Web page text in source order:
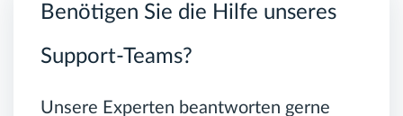
Benötigen Sie die Hilfe unseres
Support-Teams?
Unsere Experten beantworten gerne